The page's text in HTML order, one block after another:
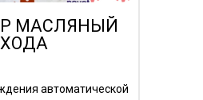
МАСЛЯНЫЙ
автоматической